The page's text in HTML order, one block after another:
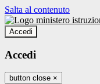
Salta al contenuto
Accedi
Accedi
button close ×